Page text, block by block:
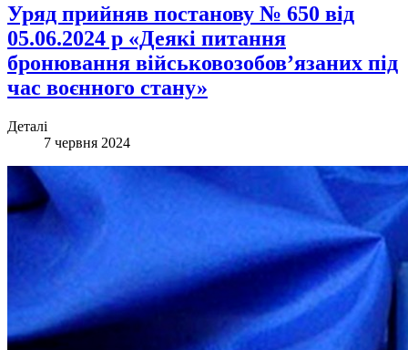
Уряд прийняв постанову № 650 від
05.06.2024 р «Деякі питання
бронювання військовозобов’язаних під
час воєнного стану»
Деталі
7 червня 2024